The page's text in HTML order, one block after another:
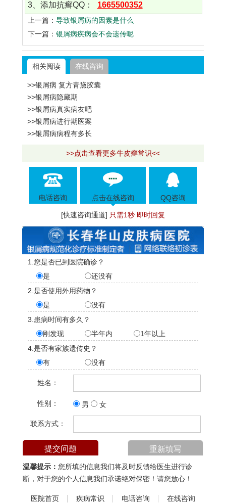
3、添加抗癣QQ：
1665500352
上一篇： 导致银屑病的因素是什么
下一篇： 银屑病疾病会不会遗传呢
相关阅读 在线咨询
>>银屑病 复方青黛胶囊
>>银屑病隐藏期
>>银屑病真实病友吧
>>银屑病进行期医案
>>银屑病病程有多长
>>点击查看更多牛皮癣常识<<
电话咨询 点击在线咨询 QQ咨询
[快速咨询通道] 只需1秒 即时回复
1.您是否已到医院确诊？
是
还没有
2.是否使用外用药物？
是
没有
3.患病时间有多久？
刚发现
半年内
1年以上
4.是否有家族遗传史？
有
没有
姓名：
性别： 男 女
联系方式：
温馨提示： 您所填的信息我们将及时反馈给医生进行诊
断，对于您的个人信息我们承诺绝对保密！请您放心！
医院首页 疾病常识 电话咨询 在线咨询